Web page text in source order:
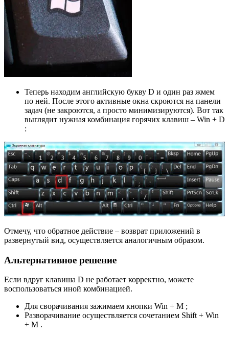
Теперь находим английскую букву D и один раз жмем
по ней. После этого активные окна скроются на панели
задач (не закроются, а просто минимизируются). Вот так
выглядит нужная комбинация горячих клавиш – Win + D
:
Отмечу, что обратное действие – возврат приложений в
развернутый вид, осуществляется аналогичным образом.
Альтернативное решение
Если вдруг клавиша D не работает корректно, можете
воспользоваться иной комбинацией.
Для сворачивания зажимаем кнопки Win + M ;
Разворачивание осуществляется сочетанием Shift + Win
+ M .